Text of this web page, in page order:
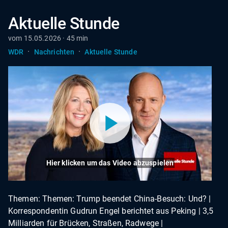
Aktuelle Stunde
vom 15.05.2026 · 45 min
WDR
· Nachrichten · Aktuelle Stunde
Hier klicken um das Video abzuspielen
Themen: Themen: Trump beendet China-Besuch: Und? |
Korrespondentin Gudrun Engel berichtet aus Peking | 3,5
Milliarden für Brücken, Straßen, Radwege |